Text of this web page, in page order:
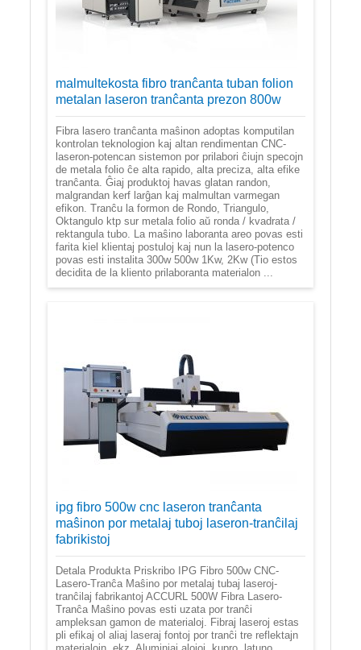
malmultekosta fibro tranĉanta tuban folion
metalan laseron tranĉanta prezon 800w
Fibra lasero tranĉanta maŝinon adoptas komputilan
kontrolan teknologion kaj altan rendimentan CNC-
laseron-potencan sistemon por prilabori ĉiujn specojn
de metala folio ĉe alta rapido, alta preciza, alta efike
tranĉanta. Ĝiaj produktoj havas glatan randon,
malgrandan kerf larĝan kaj malmultan varmegan
efikon. Tranĉu la formon de Rondo, Triangulo,
Oktangulo ktp sur metala folio aŭ ronda / kvadrata /
rektangula tubo. La maŝino laboranta areo povas esti
farita kiel klientaj postuloj kaj nun la lasero-potenco
povas esti instalita 300w 500w 1Kw, 2Kw (Tio estos
decidita de la kliento prilaboranta materialon ...
ipg fibro 500w cnc laseron tranĉanta
maŝinon por metalaj tuboj laseron-tranĉilaj
fabrikistoj
Detala Produkta Priskribo IPG Fibro 500w CNC-
Lasero-Tranĉa Maŝino por metalaj tubaj laseroj-
tranĉilaj fabrikantoj ACCURL 500W Fibra Lasero-
Tranĉa Maŝino povas esti uzata por tranĉi
ampleksan gamon de materialoj. Fibraj laseroj estas
pli efikaj ol aliaj laseraj fontoj por tranĉi tre reflektajn